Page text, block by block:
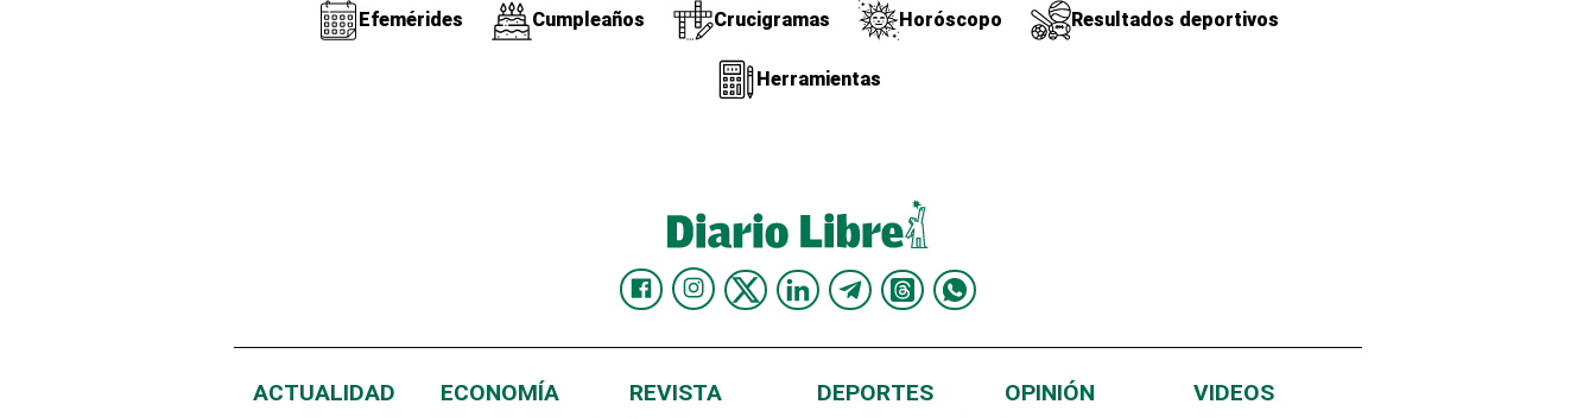
Efemérides Cumpleaños Crucigramas Horóscopo Resultados deportivos
Herramientas
ACTUALIDAD ECONOMÍA REVISTA DEPORTES OPINIÓN VIDEOS